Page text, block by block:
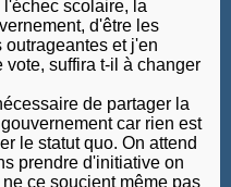
scolaire, la
d'être les
et j'en
vote, suffira t-il à changer
de partager la
car rien est
le statut quo. On attend
prendre d'initiative on
ce soucient même pas